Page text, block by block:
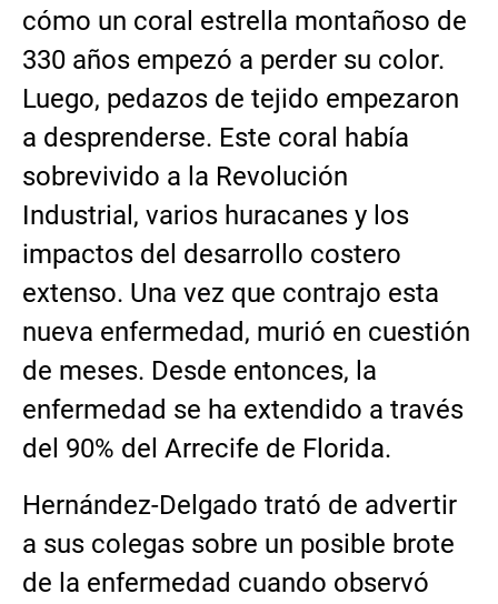
cómo un coral estrella montañoso de
330 años empezó a perder su color.
Luego, pedazos de tejido empezaron
a desprenderse. Este coral había
sobrevivido a la Revolución
Industrial, varios huracanes y los
impactos del desarrollo costero
extenso. Una vez que contrajo esta
nueva enfermedad, murió en cuestión
de meses. Desde entonces, la
enfermedad se ha extendido a través
del 90% del Arrecife de Florida.
Hernández-Delgado trató de advertir
a sus colegas sobre un posible brote
de la enfermedad cuando observó